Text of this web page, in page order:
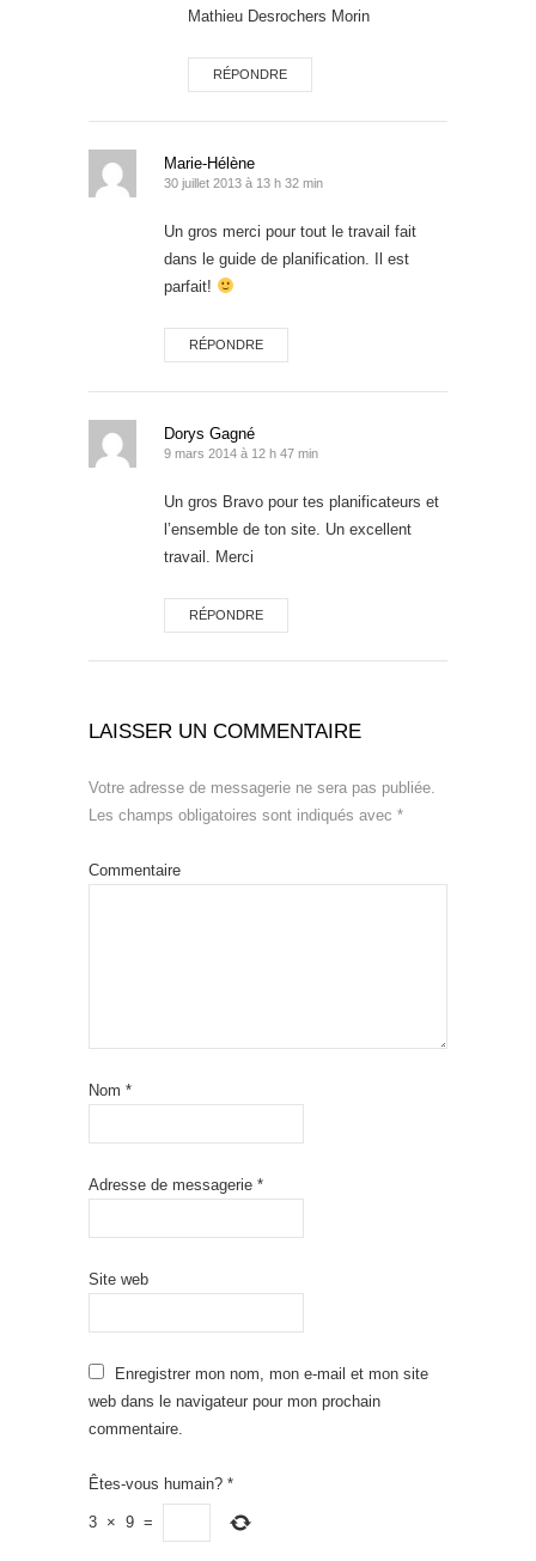
Mathieu Desrochers Morin
RÉPONDRE
Marie-Hélène
30 juillet 2013 à 13 h 32 min
Un gros merci pour tout le travail fait
dans le guide de planification. Il est
parfait!
RÉPONDRE
Dorys Gagné
9 mars 2014 à 12 h 47 min
Un gros Bravo pour tes planificateurs et
l’ensemble de ton site. Un excellent
travail. Merci
RÉPONDRE
LAISSER UN COMMENTAIRE
Votre adresse de messagerie ne sera pas publiée.
Les champs obligatoires sont indiqués avec *
Commentaire
Nom *
Adresse de messagerie *
Site web
Enregistrer mon nom, mon e-mail et mon site
web dans le navigateur pour mon prochain
commentaire.
Êtes-vous humain? *
3 × 9 =